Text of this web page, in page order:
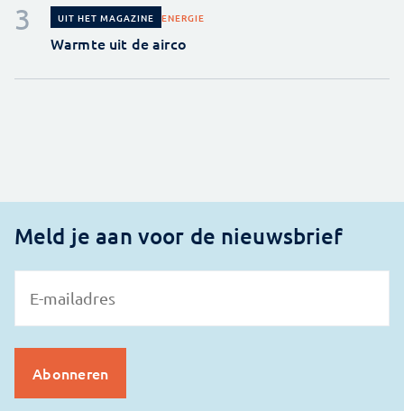
UIT HET MAGAZINE ENERGIE
Warmte uit de airco
Meld je aan voor de nieuwsbrief